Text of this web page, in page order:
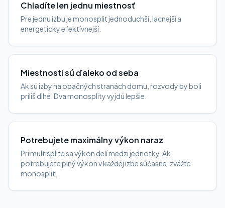
Chladíte len jednu miestnosť
Pre jednu izbu je monosplit jednoduchší, lacnejší a
energeticky efektívnejší.
Miestnosti sú ďaleko od seba
Ak sú izby na opačných stranách domu, rozvody by boli
príliš dlhé. Dva monosplity vyjdú lepšie.
Potrebujete maximálny výkon naraz
Pri multisplite sa výkon delí medzi jednotky. Ak
potrebujete plný výkon v každej izbe súčasne, zvážte
monosplit.